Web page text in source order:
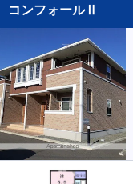
コンフォールⅡ